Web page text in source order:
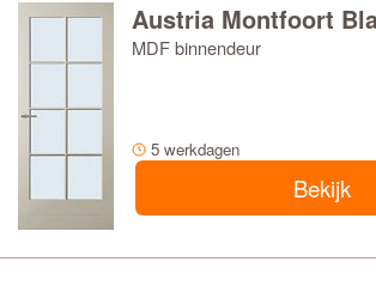
Austria Montfoort
MDF binnendeur
5 werkdagen
Bekijk